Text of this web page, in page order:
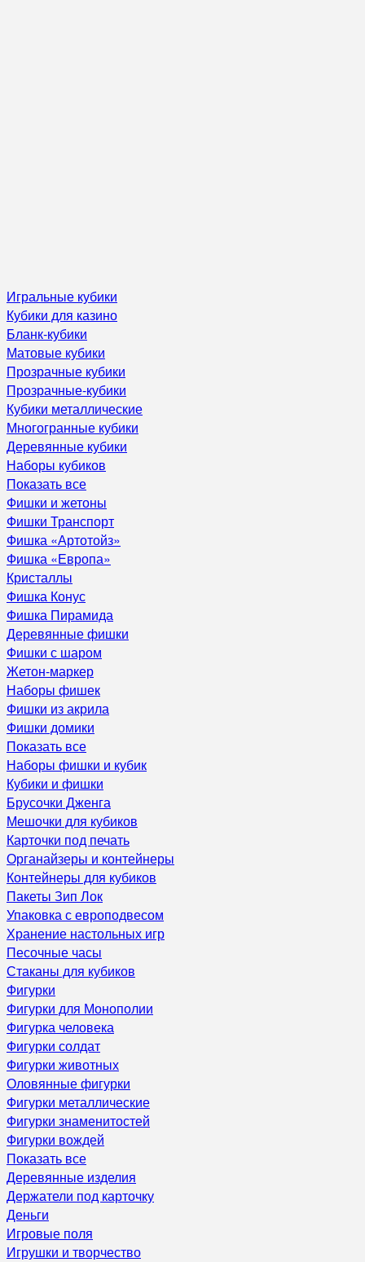
Игральные кубики
Кубики для казино
Бланк-кубики
Матовые кубики
Прозрачные кубики
Прозрачные-кубики
Кубики металлические
Многогранные кубики
Деревянные кубики
Наборы кубиков
Показать все
Фишки и жетоны
Фишки Транспорт
Фишка «Артотойз»
Фишка «Европа»
Кристаллы
Фишка Конус
Фишка Пирамида
Деревянные фишки
Фишки с шаром
Жетон-маркер
Наборы фишек
Фишки из акрила
Фишки домики
Показать все
Наборы фишки и кубик
Кубики и фишки
Брусочки Дженга
Мешочки для кубиков
Карточки под печать
Органайзеры и контейнеры
Контейнеры для кубиков
Пакеты Зип Лок
Упаковка с европодвесом
Хранение настольных игр
Песочные часы
Стаканы для кубиков
Фигурки
Фигурки для Монополии
Фигурка человека
Фигурки солдат
Фигурки животных
Оловянные фигурки
Фигурки металлические
Фигурки знаменитостей
Фигурки вождей
Показать все
Деревянные изделия
Держатели под карточку
Деньги
Игровые поля
Игрушки и творчество